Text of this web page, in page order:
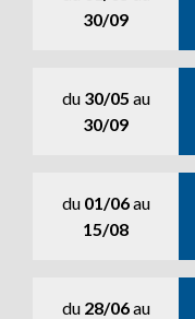
30/09
du 30/05 au
30/09
du 01/06au
15/08
du 28/06au